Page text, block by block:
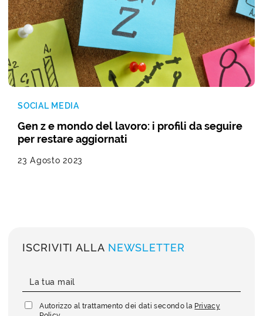
SOCIAL MEDIA
Gen z e mondo del lavoro: i profili da seguire
per restare aggiornati
23 Agosto 2023
ISCRIVITI ALLA NEWSLETTER
Autorizzo al trattamento dei dati secondo la Privacy